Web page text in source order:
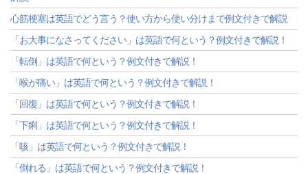
心筋梗塞は英語でどう言う？使い方から使い分けまで例文付きで解説
「お大事になさってください」は英語で何という？例文付きで解説！
「転倒」は英語で何という？例文付きで解説！
「喉が痛い」は英語で何という？例文付きで解説！
「回復」は英語で何という？例文付きで解説！
「下痢」は英語で何という？例文付きで解説！
「咳」は英語で何という？例文付きで解説！
「倒れる」は英語で何という？例文付きで解説！